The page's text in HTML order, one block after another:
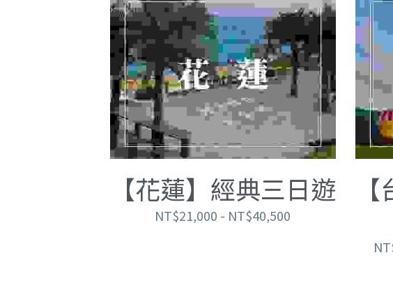
【花蓮】經典三日遊
NT$21,000 - NT$40,500